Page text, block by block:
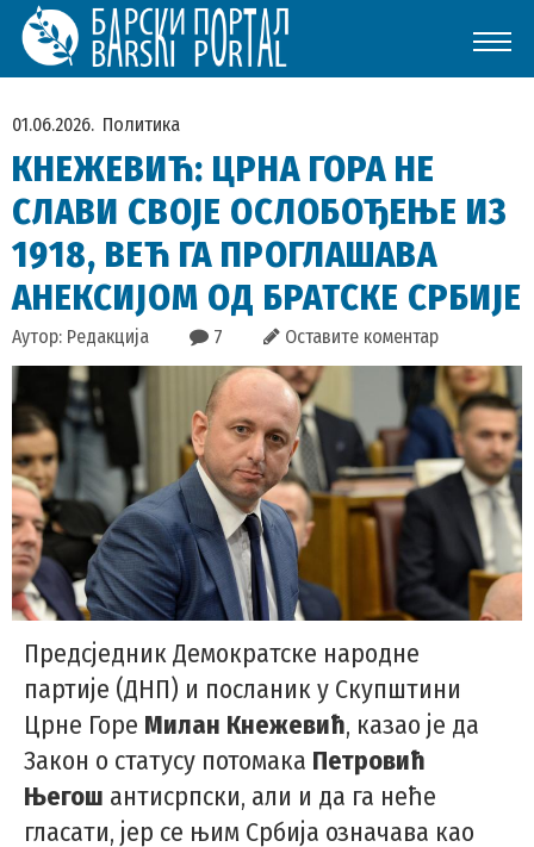
01.06.2026. Политика
КНЕЖЕВИЋ: ЦРНА ГОРА НЕ
СЛАВИ СВОЈЕ ОСЛОБОЂЕЊЕ ИЗ
1918, ВЕЋ ГА ПРОГЛАШАВА
АНЕКСИЈОМ ОД БРАТСКЕ СРБИЈЕ
Аутор: Редакција 7 Оставите коментар
Предсједник Демократске народне
партије (ДНП) и посланик у Скупштини
Црне Горе Милан Кнежевић, казао је да
Закон о статусу потомака Петровић
Његош антисрпски, али и да га неће
гласати, јер се њим Србија означава као